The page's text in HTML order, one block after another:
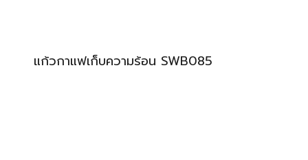
แก้วกาแฟเก็บความร้อน SWB085